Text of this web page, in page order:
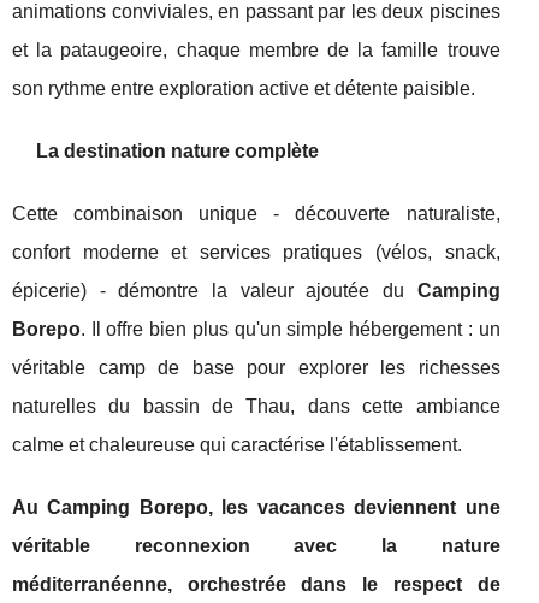
animations conviviales, en passant par les deux piscines
et la pataugeoire, chaque membre de la famille trouve
son rythme entre exploration active et détente paisible.
La destination nature complète
Cette combinaison unique - découverte naturaliste,
confort moderne et services pratiques (vélos, snack,
épicerie) - démontre la valeur ajoutée du Camping
Borepo. Il offre bien plus qu'un simple hébergement : un
véritable camp de base pour explorer les richesses
naturelles du bassin de Thau, dans cette ambiance
calme et chaleureuse qui caractérise l'établissement.
Au Camping Borepo, les vacances deviennent une
véritable reconnexion avec la nature
méditerranéenne, orchestrée dans le respect de